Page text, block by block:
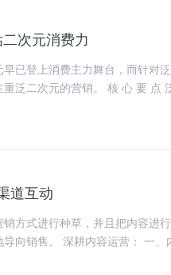
次元消费力
已登上消费主力舞台，而针对
销。 核 心 要 点 泛二次元
道互动
方式进行种草，并且把内容进行
： 一、内容传播